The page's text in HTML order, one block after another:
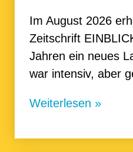
Im August 2026
Zeitschrift
Jahren ein neues
war intensiv, aber
Weiterlesen »